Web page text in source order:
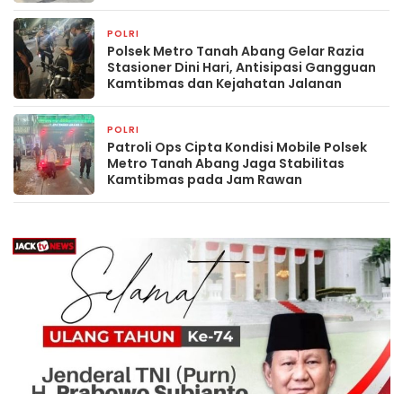
POLRI
Polsek Metro Tanah Abang Gelar Razia
Stasioner Dini Hari, Antisipasi Gangguan
Kamtibmas dan Kejahatan Jalanan
POLRI
Patroli Ops Cipta Kondisi Mobile Polsek
Metro Tanah Abang Jaga Stabilitas
Kamtibmas pada Jam Rawan